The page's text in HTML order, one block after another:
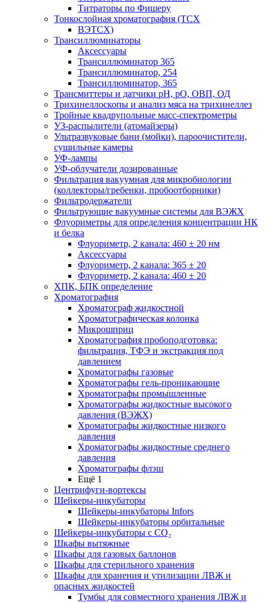
Титраторы по Фишеру
Тонкослойная хроматография (ТСХ
ВЭТСХ)
Трансиллюминаторы
Аксессуары
Трансиллюминатор 365
Трансиллюминатор, 254
Трансиллюминатор, 365
Трансмиттеры и датчики рН, рО, ОВП, ОД
Трихинеллоскопы и анализ мяса на трихинеллез
Тройные квадрупольные масс-спектрометры
УЗ-распылители (атомайзеры)
Ультразвуковые бани (мойки), пароочистители,
сушильные камеры
УФ-лампы
УФ-облучатели дозированные
Фильтрация вакуумная для микробиологии
(коллекторы/гребенки, пробоотборники)
Фильтродержатели
Фильтрующие вакуумные системы для ВЭЖХ
Флуориметры для определения концентрации НК
и белка
Флуориметр, 2 канала: 460 ± 20 нм
Аксессуары
Флуориметр, 2 канала: 365 ± 20
Флуориметр, 2 канала: 460 ± 20
ХПК, БПК определение
Хроматография
Хроматограф жидкостной
Хроматографическая колонка
Микрошприц
Хроматография пробоподготовка:
фильтрация, ТФЭ и экстракция под
давлением
Хроматографы газовые
Хроматографы гель-проникающие
Хроматографы промышленные
Хроматографы жидкостные высокого
давления (ВЭЖХ)
Хроматографы жидкостные низкого
давления
Хроматографы жидкостные среднего
давления
Хроматографы флэш
Ещё 1
Центрифуги-вортексы
Шейкеры-инкубаторы
Шейкеры-инкубаторы Infors
Шейкеры-инкубаторы орбитальные
Шейкеры-инкубаторы с CО₂
Шкафы вытяжные
Шкафы для газовых баллонов
Шкафы для стерильного хранения
Шкафы для хранения и утилизации ЛВЖ и
опасных жидкостей
Тумбы для совместного хранения ЛВЖ и